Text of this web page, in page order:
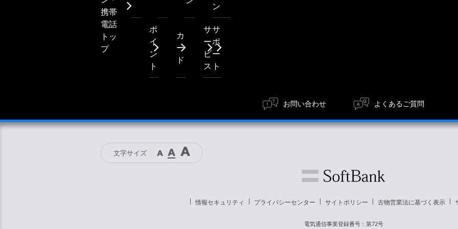
携帯
電話
トッ
プ
ン
ポ
イ
ン
ト
カ
ー
ド
サ
ー
ビ
ス
サ
ポ
ー
ト
お問い合わせ よくあるご質問
文字サイズ
情報セキュリティ プライバシーセンター サイトポリシー 古物営業法に基づく表示
電気通信事業登録番号：第72号